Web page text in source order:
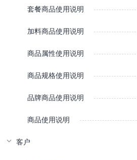
套餐商品使用说明
加料商品使用说明
商品属性使用说明
商品规格使用说明
品牌商品使用说明
商品使用说明
客户